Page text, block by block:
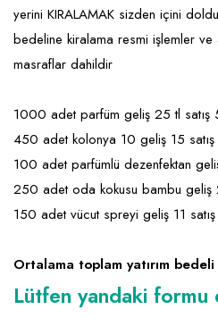
Yapı Malzemesi -
Hukuk - Marka - Patent
Isıtma - Soğutma ve
Mali Kayıt ve Denetim
Matbaa - Fotoğraf
Mobilya Dekorasyon
Proje - İnşaat ve Tesisat
Raf ve Depo Sistemleri
Reklam - Tanıtım - PR ve
yerini KIRALAMAK sizden içini
bedeline kiralama resmi işlemler ve
masraflar dahildir
1000 adet parfüm geliş 25 tl satış
450 adet kolonya 10 geliş 15 satış
100 adet parfümlü dezenfektan
250 adet oda kokusu bambu geliş
150 adet vücut spreyi geliş 11
Ortalama toplam yatırım bedeli
Lütfen yandaki